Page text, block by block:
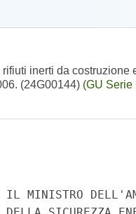
inerti da
(24G00144) (GU Serie